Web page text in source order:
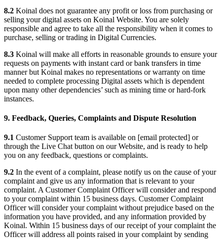
8.2 Koinal does not guarantee any profit or loss from purchasing or
selling your digital assets on Koinal Website. You are solely
responsible and agree to take all the responsibility when it comes to
purchase, selling or trading in Digital Currencies.
8.3 Koinal will make all efforts in reasonable grounds to ensure your
requests on payments with instant card or bank transfers in time
manner but Koinal makes no representations or warranty on time
needed to complete processing Digital assets which is dependent
upon many other dependencies’ such as mining time or hard-fork
instances.
9. Feedback, Queries, Complaints and Dispute Resolution
9.1 Customer Support team is available on [email protected] or
through the Live Chat button on our Website, and is ready to help
you on any feedback, questions or complaints.
9.2 In the event of a complaint, please notify us on the cause of your
complaint and give us any information that is relevant to your
complaint. A Customer Complaint Officer will consider and respond
to your complaint within 15 business days. Customer Complaint
Officer will consider your complaint without prejudice based on the
information you have provided, and any information provided by
Koinal. Within 15 business days of our receipt of your complaint the
Officer will address all points raised in your complaint by sending